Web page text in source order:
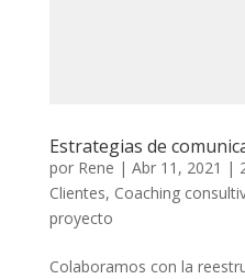
Estrategias de
por Rene | Abr 11, 2021 |
Clientes, Coaching
proyecto
Colaboramos con la